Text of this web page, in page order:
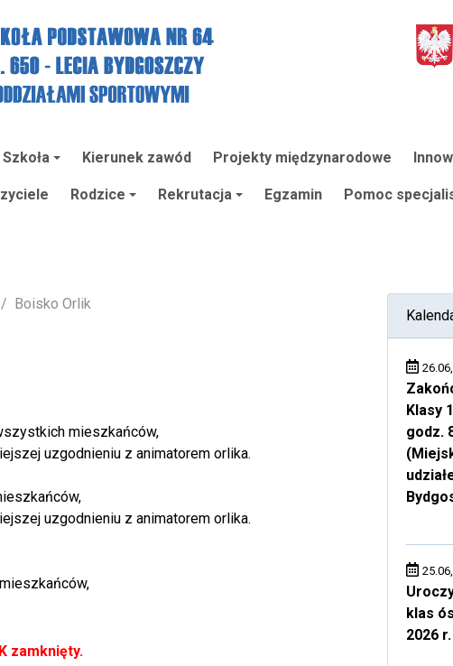
Szkoła Kierunek zawód Projekty międzynarodowe
Rodzice Rekrutacja Egzamin Pomoc
Boisko Orlik
mieszkańców,
uzgodnieniu z animatorem orlika.
uzgodnieniu z animatorem orlika.
zamknięty.
Klasy
godz.
klas
2026